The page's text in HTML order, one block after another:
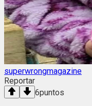
superwrongmagazine
Reportar
6puntos